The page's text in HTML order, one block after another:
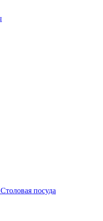
Столовая посуда